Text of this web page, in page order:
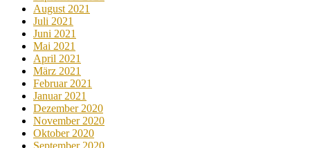
August 2021
Juli 2021
Juni 2021
Mai 2021
April 2021
März 2021
Februar 2021
Januar 2021
Dezember 2020
November 2020
Oktober 2020